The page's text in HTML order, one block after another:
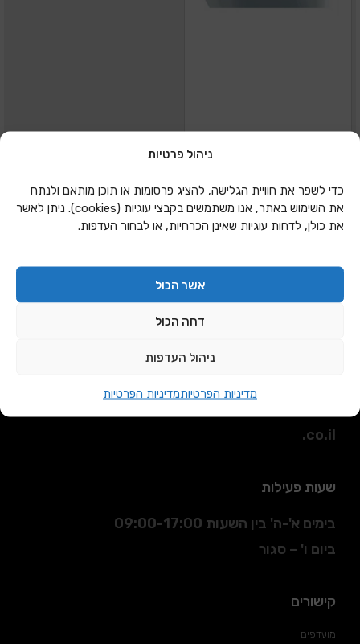
ניהול פרטיות
כדי לשפר את חוויית הגלישה, להציג פרסומות או תוכן מותאם ולנתח
את השימוש באתר, אנו משתמשים בקבצי עוגיות (cookies). ניתן לאשר
את כולן, לדחות עוגיות שאינן הכרחיות, או לבחור העדפות.
אשר הכול
דחה הכול
ניהול העדפות
מדיניות הפרטיותמדיניות הפרטיות
70/100 0.49 מיק
הוספה להצעת מחיר
.co.il
שעות פעילות
בימים א'-ה' בין השעות 09:00-17:00
ביום ו' – סגור
קישורים
מועדפים